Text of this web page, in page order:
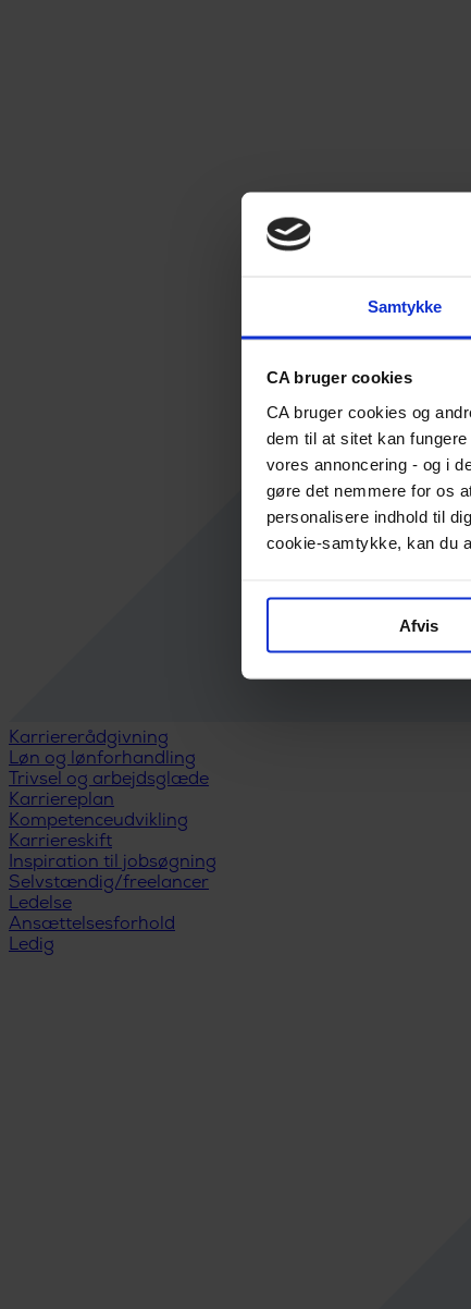
Samtykke
CA bruger cookies
CA bruger cookies og
dem til at sitet kan
vores annoncering - og i
gøre det nemmere for os
personalisere indhold til
cookie-samtykke, kan du
Afvis
Karriererådgivning
Løn og lønforhandling
Trivsel og arbejdsglæde
Karriereplan
Kompetenceudvikling
Karriereskift
Inspiration til jobsøgning
Selvstændig/freelancer
Ledelse
Ansættelsesforhold
Ledig